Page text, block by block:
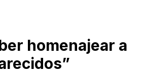
homenajear a